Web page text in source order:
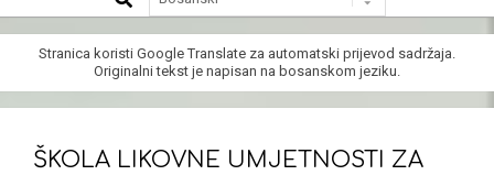
Navigation
MenuStranica koristi Google Translate za automatski prijevod sadržaja.
Originalni tekst je napisan na bosanskom jeziku.
ŠKOLA LIKOVNE UMJETNOSTI ZA